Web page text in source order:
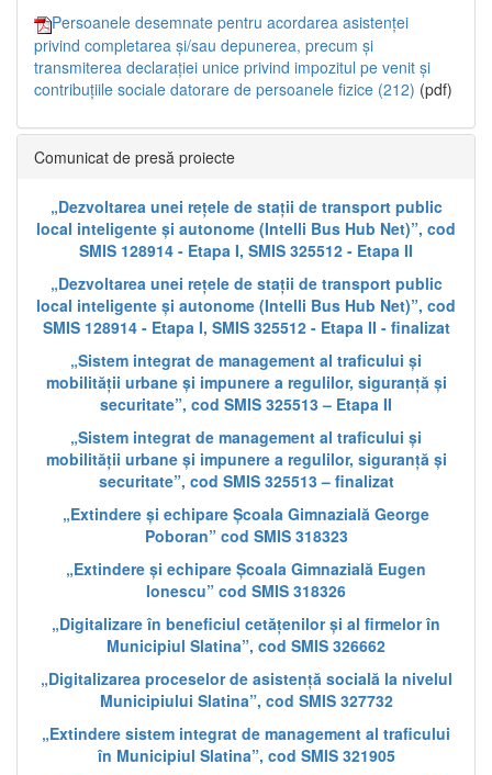
Persoanele desemnate pentru acordarea asistenței
privind completarea și/sau depunerea, precum și
transmiterea declarației unice privind impozitul pe venit și
contribuțiile sociale datorare de persoanele fizice (212) (pdf)
Comunicat de presă proiecte
„Dezvoltarea unei rețele de stații de transport public
local inteligente și autonome (Intelli Bus Hub Net)”, cod
SMIS 128914 - Etapa I, SMIS 325512 - Etapa II
„Dezvoltarea unei rețele de stații de transport public
local inteligente și autonome (Intelli Bus Hub Net)”, cod
SMIS 128914 - Etapa I, SMIS 325512 - Etapa II - finalizat
„Sistem integrat de management al traficului și
mobilității urbane și impunere a regulilor, siguranță și
securitate”, cod SMIS 325513 – Etapa II
„Sistem integrat de management al traficului și
mobilității urbane și impunere a regulilor, siguranță și
securitate”, cod SMIS 325513 – finalizat
„Extindere și echipare Școala Gimnazială George
Poboran” cod SMIS 318323
„Extindere și echipare Școala Gimnazială Eugen
Ionescu” cod SMIS 318326
„Digitalizare în beneficiul cetățenilor și al firmelor în
Municipiul Slatina”, cod SMIS 326662
„Digitalizarea proceselor de asistență socială la nivelul
Municipiului Slatina”, cod SMIS 327732
„Extindere sistem integrat de management al traficului
în Municipiul Slatina”, cod SMIS 321905